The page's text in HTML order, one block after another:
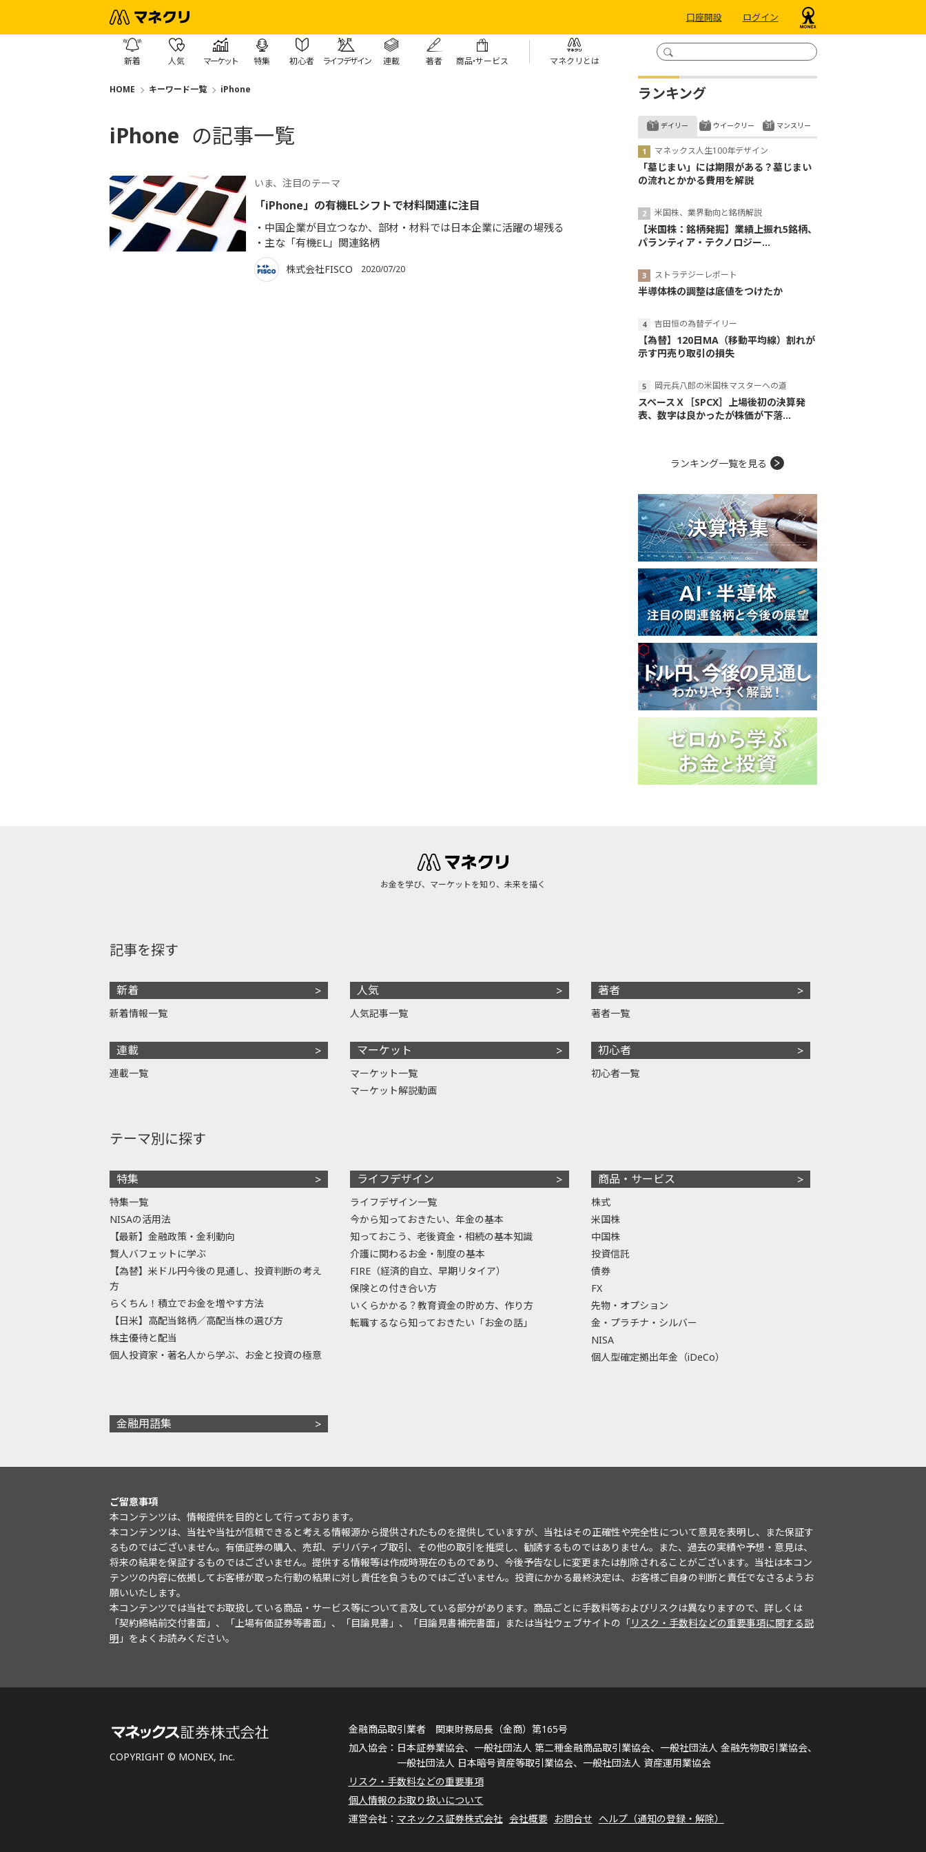
口座開設 ログイン
新着 人気 マーケット 特集 初心者 ライフデザイン 連載 著者 商品・サービス マネクリとは
HOME キーワード一覧 iPhone
iPhone の記事一覧
いま、注目のテーマ
「iPhone」の有機ELシフトで材料関連に注目
中国企業が目立つなか、部材・材料では日本企業に活躍の場残る
主な「有機EL」関連銘柄
株式会社FISCO 2020/07/20
ランキング
デイリー
マネックス人生100年デザイン
「墓じまい」には期限がある？墓じまい
の流れとかかる費用を解説
米国株、業界動向と銘柄解説
【米国株：銘柄発掘】業績上振れ5銘柄、
パランティア・テクノロジー...
ストラテジーレポート
半導体株の調整は底値をつけたか
吉田恒の為替デイリー
【為替】120日MA（移動平均線）割れが
示す円売り取引の損失
岡元兵八郎の米国株マスターへの道
スペースＸ［SPCX］上場後初の決算発
表、数字は良かったが株価が下落...
ウイークリー マンスリー
ランキング一覧を見る
お金を学び、マーケットを知り、未来を描く
記事を探す
新着
新着情報一覧
連載
連載一覧
人気
人気記事一覧
マーケット
マーケット一覧
マーケット解説動画
著者
著者一覧
初心者
初心者一覧
テーマ別に探す
特集
特集一覧
NISAの活用法
【最新】金融政策・金利動向
賢人バフェットに学ぶ
【為替】米ドル円今後の見通し、投資判断の考え
方
らくちん！積立でお金を増やす方法
【日米】高配当銘柄／高配当株の選び方
株主優待と配当
個人投資家・著名人から学ぶ、お金と投資の極意
ライフデザイン
ライフデザイン一覧
今から知っておきたい、年金の基本
知っておこう、老後資金・相続の基本知識
介護に関わるお金・制度の基本
FIRE（経済的自立、早期リタイア）
保険との付き合い方
いくらかかる？教育資金の貯め方、作り方
転職するなら知っておきたい「お金の話」
商品・サービス
株式
米国株
中国株
投資信託
債券
FX
先物・オプション
金・プラチナ・シルバー
NISA
個人型確定拠出年金（iDeCo）
金融用語集
ご留意事項
本コンテンツは、情報提供を目的として行っております。
本コンテンツは、当社や当社が信頼できると考える情報源から提供されたものを提供していますが、当社はその正確性や完全性について意見を表明し、また保証す
るものではございません。有価証券の購入、売却、デリバティブ取引、その他の取引を推奨し、勧誘するものではありません。また、過去の実績や予想・意見は、
将来の結果を保証するものではございません。提供する情報等は作成時現在のものであり、今後予告なしに変更または削除されることがございます。当社は本コン
テンツの内容に依拠してお客様が取った行動の結果に対し責任を負うものではございません。投資にかかる最終決定は、お客様ご自身の判断と責任でなさるようお
願いいたします。
本コンテンツでは当社でお取扱している商品・サービス等について言及している部分があります。商品ごとに手数料等およびリスクは異なりますので、詳しくは
「契約締結前交付書面」、「上場有価証券等書面」、「目論見書」、「目論見書補完書面」または当社ウェブサイトの「リスク・手数料などの重要事項に関する説
明 」をよくお読みください。
COPYRIGHT © MONEX, Inc.
金融商品取引業者 関東財務局長（金商）第165号
日本証券業協会、一般社団法人 第二種金融商品取引業協会、一般社団法人 金融先物取引業協会、
一般社団法人 日本暗号資産等取引業協会、一般社団法人 資産運用業協会
リスク・手数料などの重要事項
個人情報のお取り扱いについて
マネックス証券株式会社 会社概要 お問合せ ヘルプ（通知の登録・解除）